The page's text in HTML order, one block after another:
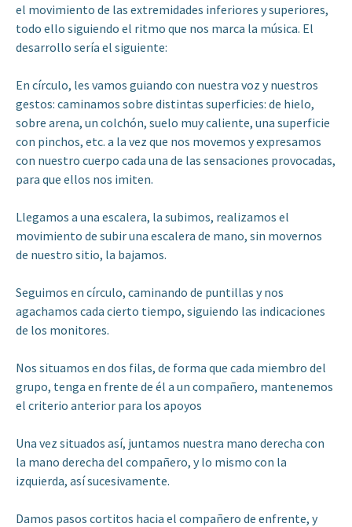
el movimiento de las extremidades inferiores y superiores,
todo ello siguiendo el ritmo que nos marca la música. El
desarrollo sería el siguiente:
En círculo, les vamos guiando con nuestra voz y nuestros
gestos: caminamos sobre distintas superficies: de hielo,
sobre arena, un colchón, suelo muy caliente, una superficie
con pinchos, etc. a la vez que nos movemos y expresamos
con nuestro cuerpo cada una de las sensaciones provocadas,
para que ellos nos imiten.
Llegamos a una escalera, la subimos, realizamos el
movimiento de subir una escalera de mano, sin movernos
de nuestro sitio, la bajamos.
Seguimos en círculo, caminando de puntillas y nos
agachamos cada cierto tiempo, siguiendo las indicaciones
de los monitores.
Nos situamos en dos filas, de forma que cada miembro del
grupo, tenga en frente de él a un compañero, mantenemos
el criterio anterior para los apoyos
Una vez situados así, juntamos nuestra mano derecha con
la mano derecha del compañero, y lo mismo con la
izquierda, así sucesivamente.
Damos pasos cortitos hacia el compañero de enfrente, y